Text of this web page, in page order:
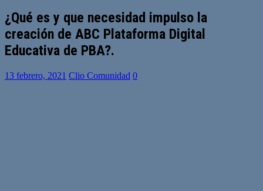
¿Qué es y que necesidad impulso la
creación de ABC Plataforma Digital
Educativa de PBA?.
13 febrero, 2021 Clio Comunidad 0